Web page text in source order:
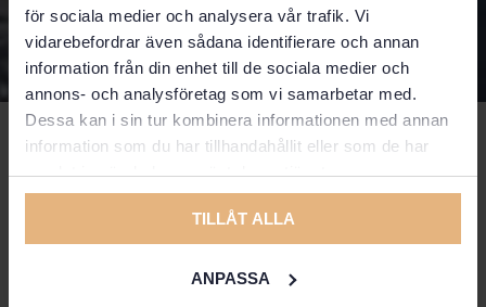
för sociala medier och analysera vår trafik. Vi
vidarebefordrar även sådana identifierare och annan
information från din enhet till de sociala medier och
annons- och analysföretag som vi samarbetar med.
Dessa kan i sin tur kombinera informationen med annan
information som du har tillhandahållit eller som de har
samlat in när du har använt deras tjänster.
TILLÅT ALLA
ANPASSA
Hotellinfo
Hitta info om hotell, spa & restaurang